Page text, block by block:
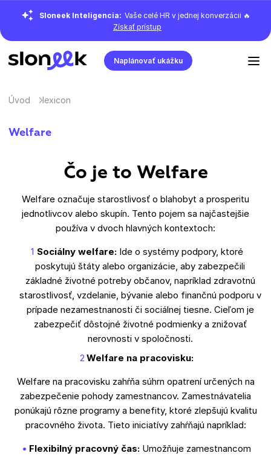
Sloneek Inteligencia: Vaše celé HR v jednej konverzácii 🔥
Získať prístup
Naplánovať ukážku
Úvod lexicon
Welfare
Čo je to Welfare
Welfare označuje starostlivosť o blahobyt a prosperitu
jednotlivcov alebo skupín. Tento pojem sa najčastejšie
používa v dvoch hlavných kontextoch:
Sociálny welfare: Ide o systémy podpory, ktoré
poskytujú štáty alebo organizácie, aby zabezpečili
základné životné potreby občanov, napríklad zdravotnú
starostlivosť, vzdelanie, bývanie alebo finančnú podporu v
prípade nezamestnanosti či sociálnej tiesne. Cieľom je
zabezpečiť dôstojné životné podmienky a znižovať
nerovnosti v spoločnosti.
Welfare na pracovisku:
Welfare na pracovisku zahŕňa súhrn opatrení určených na
zabezpečenie pohody zamestnancov. Zamestnávatelia
ponúkajú rôzne programy a benefity, ktoré zlepšujú kvalitu
pracovného života. Tieto iniciatívy zahŕňajú napríklad:
Flexibilný pracovný čas: Umožňuje zamestnancom